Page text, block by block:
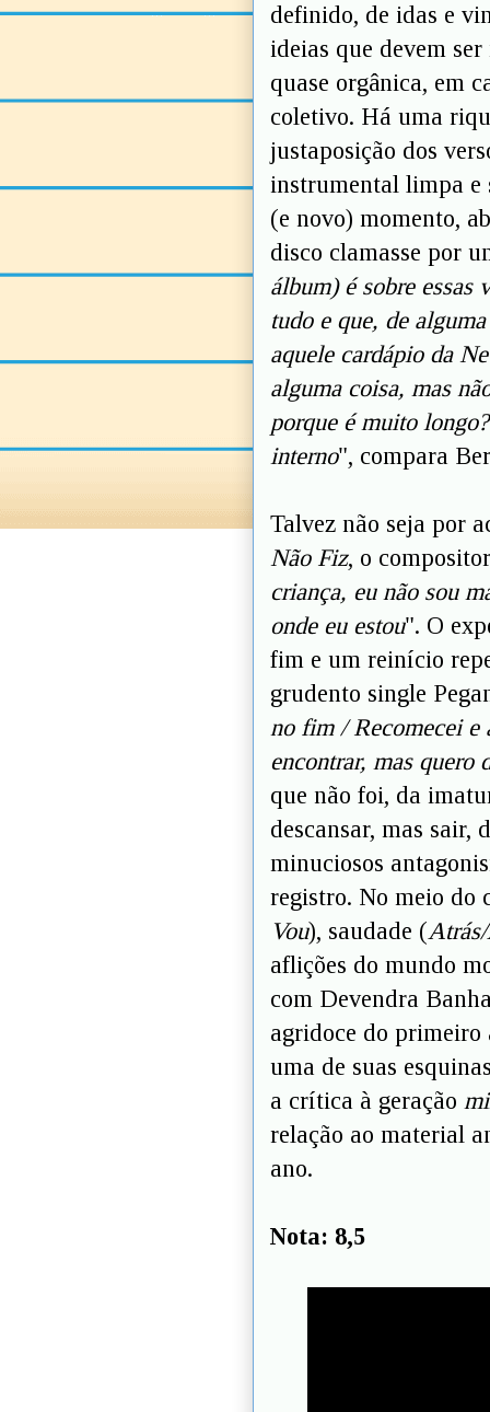
definido, de idas e
ideias que devem
quase orgânica, em
coletivo. Há uma
justaposição dos
instrumental limpa e
(e novo) momento,
disco clamasse por
álbum) é sobre essas
tudo e que, de
aquele cardápio da
alguma coisa, mas
porque é muito
interno", compara
Talvez não seja por
Não Fiz, o
criança, eu não sou
onde eu estou". O
fim e um reinício
grudento single
no fim / Recomecei e
encontrar, mas quero
que não foi, da
descansar, mas sair,
minuciosos
registro. No meio do
Vou), saudade (
aflições do mundo
com Devendra
agridoce do
uma de suas
a crítica à geração
relação ao material
ano.
Nota: 8,5